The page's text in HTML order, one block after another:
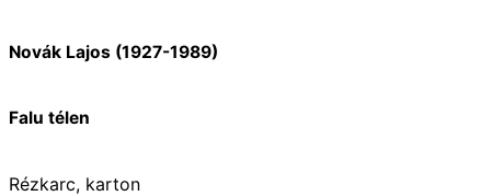
Novák Lajos (1927-1989)
Falu télen
Rézkarc, karton